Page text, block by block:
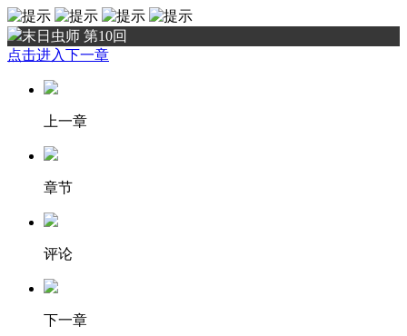
末日虫师 第10回
点击进入下一章
上一章
章节
评论
下一章